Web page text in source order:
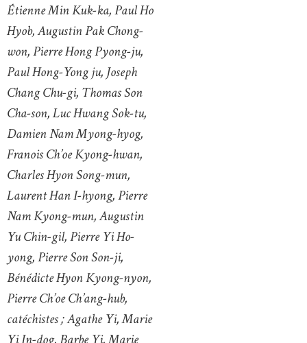
Étienne Min Kuk-ka, Paul Ho
Hyob, Augustin Pak Chong-
won, Pierre Hong Pyong-ju,
Paul Hong-Yong ju, Joseph
Chang Chu-gi, Thomas Son
Cha-son, Luc Hwang Sok-tu,
Damien Nam Myong-hyog,
Franois Ch’oe Kyong-hwan,
Charles Hyon Song-mun,
Laurent Han I-hyong, Pierre
Nam Kyong-mun, Augustin
Yu Chin-gil, Pierre Yi Ho-
yong, Pierre Son Son-ji,
Bénédicte Hyon Kyong-nyon,
Pierre Ch’oe Ch’ang-hub,
catéchistes ; Agathe Yi, Marie